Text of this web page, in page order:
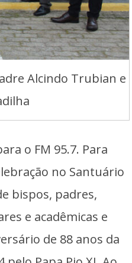
Alcindo Trubian e
o FM 95.7. Para
no Santuário
bispos, padres,
e acadêmicas e
de 88 anos da